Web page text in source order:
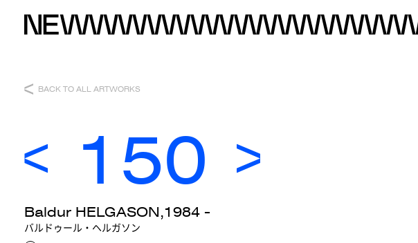
BACK TO ALL ARTWORKS
150
Baldur HELGASON,1984 -
バルドゥール・ヘルガソン